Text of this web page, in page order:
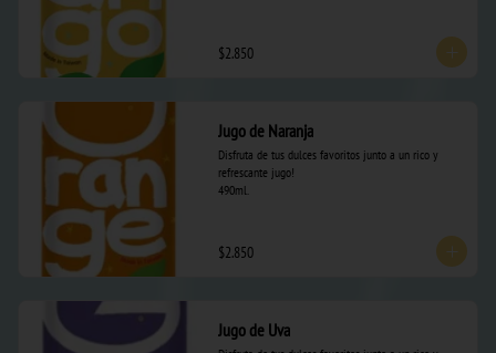
$2.850
Jugo de Naranja
Disfruta de tus dulces favoritos junto a un rico y
refrescante jugo!
490ml.
$2.850
Jugo de Uva